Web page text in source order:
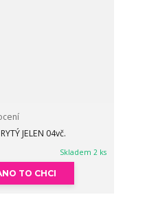
JELEN 04vč.
Skladem 2 ks
TO CHCI